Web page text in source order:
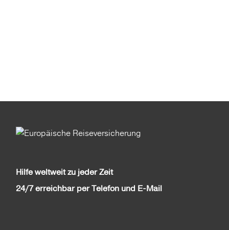
Hilfe weltweit zu jeder Zeit
24/7 erreichbar per Telefon und E-Mail